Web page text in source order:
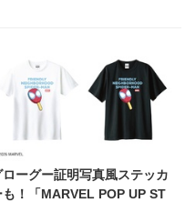
ローグー証明写真風ステッカ
も！「MARVEL POP UP ST